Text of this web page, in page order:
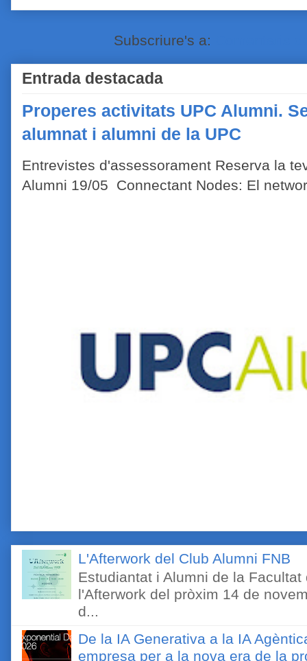
Subscriure's a:
Entrada destacada
Properes activitats UPC Alumni.
alumnat i alumni de la UPC
Entrevistes d'assessorament Reserva la
Alumni 19/05 Connectant Nodes: El
L'Afterwork del Club Alumni FNB
Estudiantat i Alumni de la
l'Afterwork del pròxim 14 de
d...
De la IA Generativa a la IA
empresa per a la nova era de la